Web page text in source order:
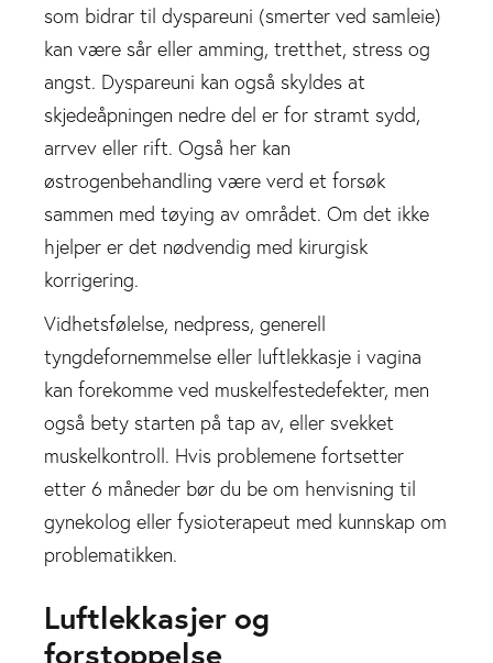
som bidrar til dyspareuni (smerter ved samleie)
kan være sår eller amming, tretthet, stress og
angst. Dyspareuni kan også skyldes at
skjedeåpningen nedre del er for stramt sydd,
arrvev eller rift. Også her kan
østrogenbehandling være verd et forsøk
sammen med tøying av området. Om det ikke
hjelper er det nødvendig med kirurgisk
korrigering.
Vidhetsfølelse, nedpress, generell
tyngdefornemmelse eller luftlekkasje i vagina
kan forekomme ved muskelfestedefekter, men
også bety starten på tap av, eller svekket
muskelkontroll. Hvis problemene fortsetter
etter 6 måneder bør du be om henvisning til
gynekolog eller fysioterapeut med kunnskap om
problematikken.
Luftlekkasjer og
forstoppelse